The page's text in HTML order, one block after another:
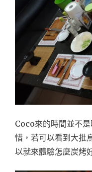
Coco來的時間並不
惜，若可以看到大批
以就來體驗怎麼炭烤